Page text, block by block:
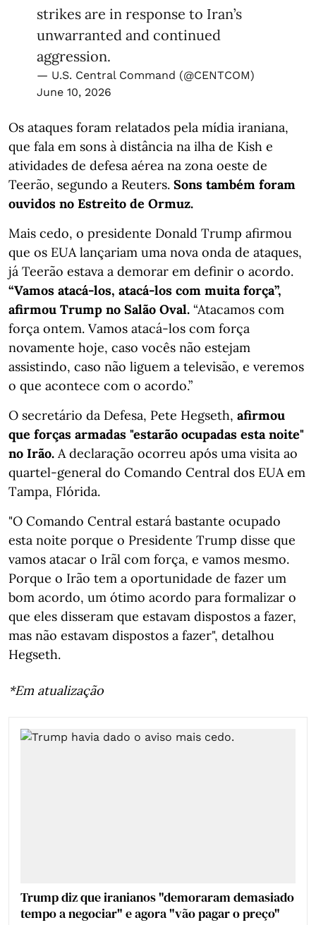
strikes are in response to Iran’s
unwarranted and continued
aggression.
— U.S. Central Command (@CENTCOM)
June 10, 2026
Os ataques foram relatados pela mídia iraniana,
que fala em sons à distância na ilha de Kish e
atividades de defesa aérea na zona oeste de
Teerão, segundo a Reuters. Sons também foram
ouvidos no Estreito de Ormuz.
Mais cedo, o presidente Donald Trump afirmou
que os EUA lançariam uma nova onda de ataques,
já Teerão estava a demorar em definir o acordo.
“Vamos atacá-los, atacá-los com muita força”,
afirmou Trump no Salão Oval. “Atacamos com
força ontem. Vamos atacá-los com força
novamente hoje, caso vocês não estejam
assistindo, caso não liguem a televisão, e veremos
o que acontece com o acordo.”
O secretário da Defesa, Pete Hegseth, afirmou
que forças armadas "estarão ocupadas esta noite"
no Irão. A declaração ocorreu após uma visita ao
quartel-general do Comando Central dos EUA em
Tampa, Flórida.
"O Comando Central estará bastante ocupado
esta noite porque o Presidente Trump disse que
vamos atacar o Irãl com força, e vamos mesmo.
Porque o Irão tem a oportunidade de fazer um
bom acordo, um ótimo acordo para formalizar o
que eles disseram que estavam dispostos a fazer,
mas não estavam dispostos a fazer", detalhou
Hegseth.
*Em atualização
Trump diz que iranianos "demoraram demasiado
tempo a negociar" e agora "vão pagar o preço"